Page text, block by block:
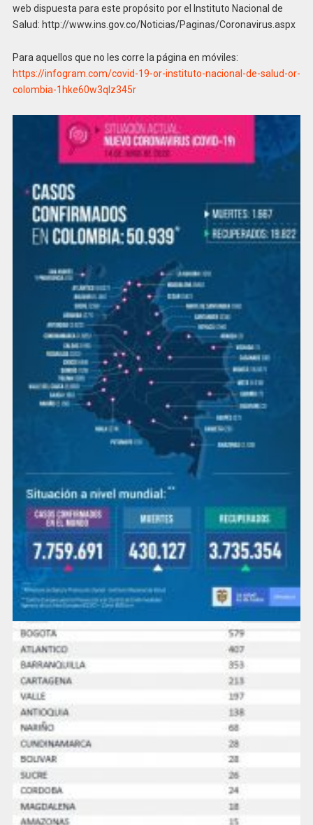
web dispuesta para este propósito por el Instituto Nacional de
Salud: http://www.ins.gov.co/Noticias/Paginas/Coronavirus.aspx
Para aquellos que no les corre la página en móviles:
https://infogram.com/covid-19-or-instituto-nacional-de-salud-or-
colombia-1hke60w3qlz345r